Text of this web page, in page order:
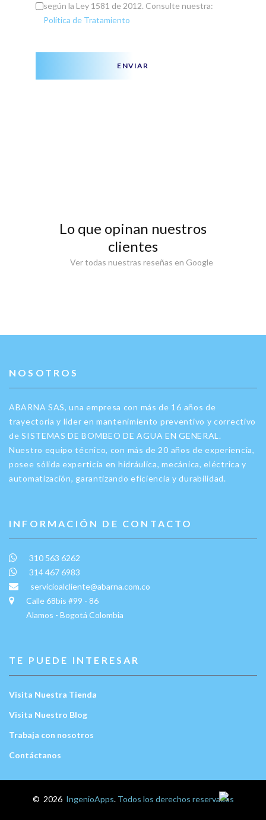
según la Ley 1581 de 2012. Consulte nuestra:
Política de Tratamiento
ENVIAR
Lo que opinan nuestros
clientes
Ver todas nuestras reseñas en Google
NOSOTROS
ABARNA SAS, una empresa con más de 16 años de
trayectoria y líder en mantenimiento preventivo y correctivo
de SISTEMAS DE BOMBEO DE AGUA EN GENERAL.
Nuestro equipo técnico, con más de 20 años de experiencia,
posee sólida experticia en hidráulica, mecánica, eléctrica y
automatización, garantizando eficiencia y durabilidad.
INFORMACIÓN DE CONTACTO
310 563 6262
314 467 6983
servicioalcliente@abarna.com.co
Calle 68bis #99 - 86
Alamos - Bogotá Colombia
TE PUEDE INTERESAR
Visita Nuestra Tienda
Visita Nuestro Blog
Trabaja con nosotros
Contáctanos
© 2026 IngenioApps. Todos los derechos reservados